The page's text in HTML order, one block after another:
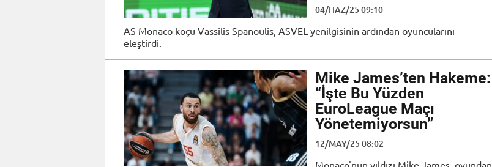
04/HAZ/25 09:10
AS Monaco koçu Vassilis Spanoulis, ASVEL yenilgisinin ardından oyuncularını
eleştirdi.
Mike James’ten Hakeme:
“İşte Bu Yüzden
EuroLeague Maçı
Yönetemiyorsun”
12/MAY/25 08:02